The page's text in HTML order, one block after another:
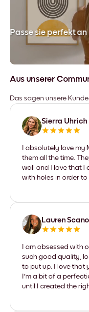
Passe sie perfekt an
Aus unserer
Das sagen unsere
Sierra Uhrich
I absolutely love
them all the time.
wall and I love that I
with holes in order
Lauren
I am obsessed with
such good quality,
to put up. I love that
I'm a bit of a
until I created the